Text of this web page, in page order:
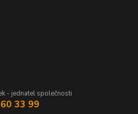
- jednatel společnosti
33 99